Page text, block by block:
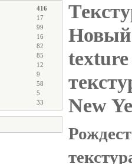
416
17
99
16
82
85
12
9
58
5
33
Новый
New